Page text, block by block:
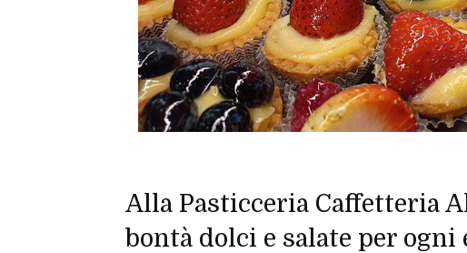
Alla Pasticceria Caffetteria
bontà dolci e salate per ogni